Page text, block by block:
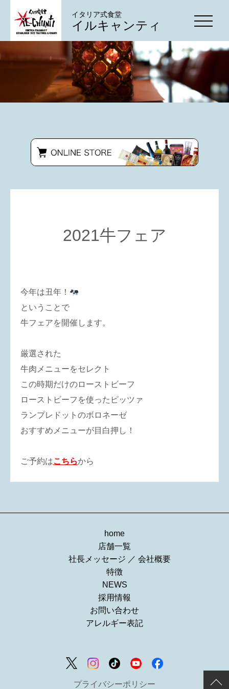
イタリア式食堂
イルキャンティ
2021牛フェア
今年は丑年！
ということで
牛フェアを開催します。
厳選された
牛肉メニューをセレクト
この時期だけのローストビーフ
ローストビーフを使ったピッツァ
ランプレドットのボロネーゼ
おすすめメニューが目白押し！
ご予約はこちらから
home
店舗一覧
社長メッセージ ／ 会社概要
特徴
NEWS
採用情報
お問い合わせ
アレルギー表記
プライバシーポリシー